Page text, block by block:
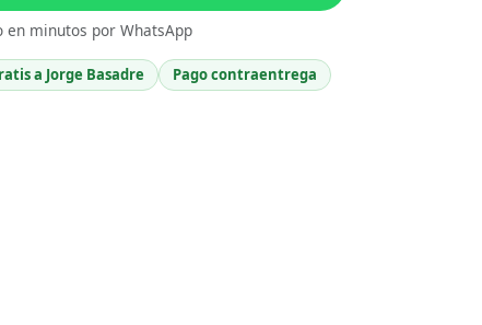
en minutos por WhatsApp
a Jorge Basadre Pago contraentrega